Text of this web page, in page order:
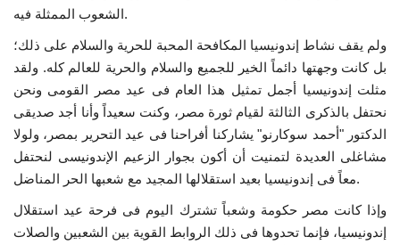
الفيديوهات
الرعاة
الشركاء
Gallery
الشعوب الممثلة فيه.
ولم يقف نشاط إندونيسيا المكافحة المحبة للحرية والسلام على ذلك؛
بل كانت وجهتها دائماً الخير للجميع والسلام والحرية للعالم كله. ولقد
مثلت إندونيسيا أجمل تمثيل هذا العام فى عيد مصر القومى ونحن
نحتفل بالذكرى الثالثة لقيام ثورة مصر، وكنت سعيداً وأنا أجد صديقى
الدكتور "أحمد سوكارنو" يشاركنا أفراحنا فى عيد التحرير بمصر، ولولا
مشاغلى العديدة لتمنيت أن أكون بجوار الزعيم الإندونيسى لنحتفل
معاً فى إندونيسيا بعيد استقلالها المجيد مع شعبها الحر المناضل.
وإذا كانت مصر حكومة وشعباً تشترك اليوم فى فرحة عيد استقلال
إندونيسيا، فإنما تحدوها فى ذلك الروابط القوية بين الشعبين والصلات